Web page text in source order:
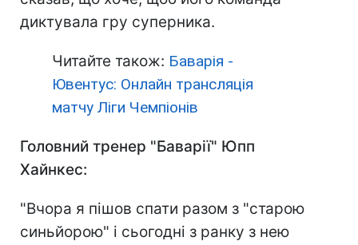
диктувала гру суперника.
Читайте також: Баварія -
Ювентус: Онлайн трансляція
матчу Ліги Чемпіонів
Головний тренер "Баварії" Юпп
Хайнкес:
"Вчора я пішов спати разом з "старою
синьйорою" і сьогодні з ранку з нею